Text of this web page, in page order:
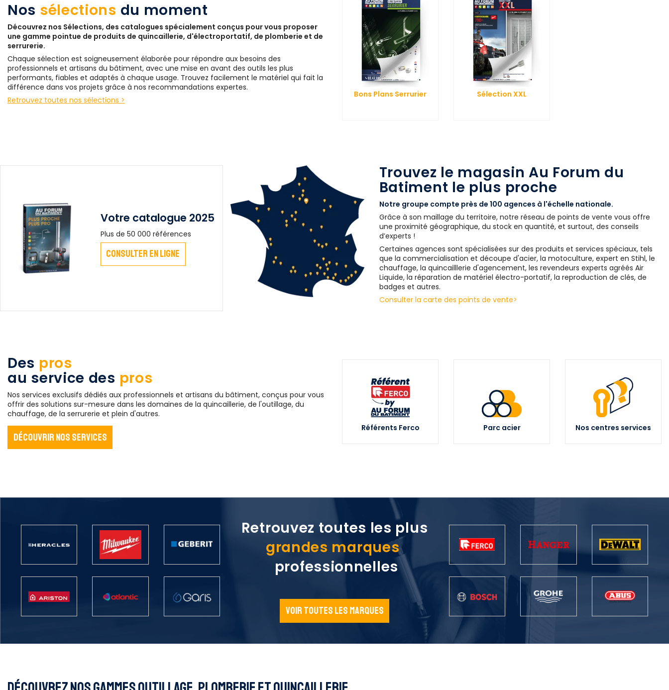
Nos sélections du moment
Découvrez nos Sélections, des catalogues spécialement conçus pour vous proposer
une gamme pointue de produits de quincaillerie, d'électroportatif, de plomberie et de
serrurerie.
Chaque sélection est soigneusement élaborée pour répondre aux besoins des
professionnels et artisans du bâtiment, avec une mise en avant des outils les plus
performants, fiables et adaptés à chaque usage. Trouvez facilement le matériel qui fait la
différence dans vos projets grâce à nos recommandations expertes.
Retrouvez toutes nos sélections >
Bons Plans Serrurier Sélection XXL
Votre catalogue 2025
Plus de 50 000 références
Consulter en ligne
Trouvez le magasin Au Forum du
Batiment le plus proche
Notre groupe compte près de 100 agences à l'échelle nationale.
Grâce à son maillage du territoire, notre réseau de points de vente vous offre
une proximité géographique, du stock en quantité, et surtout, des conseils
d’experts !
Certaines agences sont spécialisées sur des produits et services spéciaux, tels
que la commercialisation et découpe d'acier, la motoculture, expert en Stihl, le
chauffage, la quincailllerie d'agencement, les revendeurs experts agréés Air
Liquide, la réparation de matériel électro-portatif, la reproduction de clés, de
badges et autres.
Consulter la carte des points de vente>
Des pros
au service des pros
Nos services exclusifs dédiés aux professionnels et artisans du bâtiment, conçus pour vous
offrir des solutions sur-mesure dans les domaines de la quincaillerie, de l'outillage, du
chauffage, de la serrurerie et plein d'autres.
Découvrir nos services
Parc acier Nos centres services Revendeur Stihl
Retrouvez toutes les plus
grandes marques
professionnelles
Voir toutes les marques